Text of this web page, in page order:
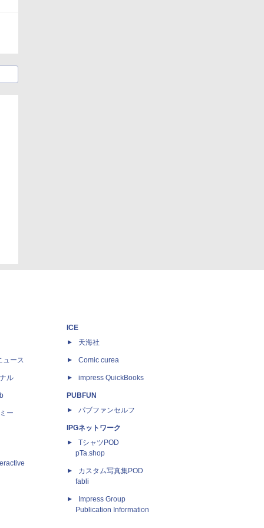
ュース
ル
ー
ICE
天海社
Comic curea
impress QuickBooks
PUBFUN
パブファンセルフ
IPGネットワーク
TシャツPOD
pTa.shop
カスタム写真集POD
fabli
Impress Group
Publication Information